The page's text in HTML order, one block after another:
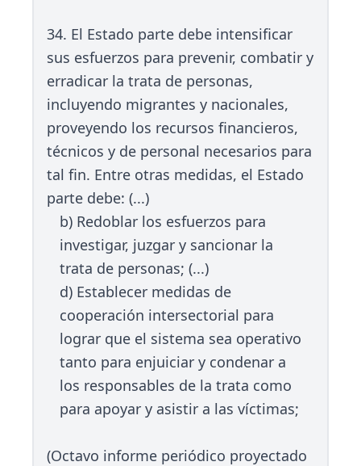
34. El Estado parte debe intensificar
sus esfuerzos para prevenir, combatir y
erradicar la trata de personas,
incluyendo migrantes y nacionales,
proveyendo los recursos financieros,
técnicos y de personal necesarios para
tal fin. Entre otras medidas, el Estado
parte debe: (...)
b) Redoblar los esfuerzos para
investigar, juzgar y sancionar la
trata de personas; (...)
d) Establecer medidas de
cooperación intersectorial para
lograr que el sistema sea operativo
tanto para enjuiciar y condenar a
los responsables de la trata como
para apoyar y asistir a las víctimas;
(Octavo informe periódico proyectado